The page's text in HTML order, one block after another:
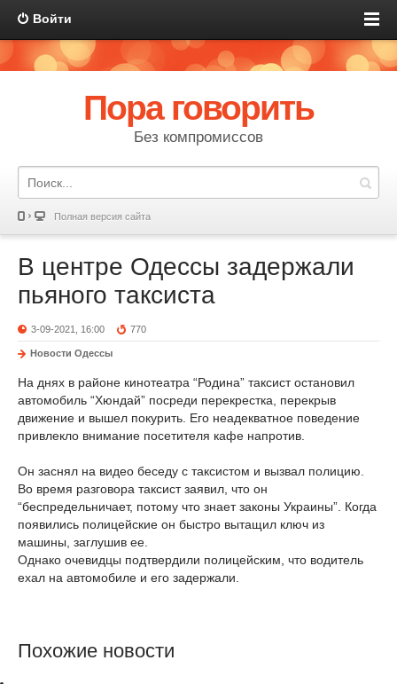
Войти
Пора говорить
Без компромиссов
Полная версия сайта
В центре Одессы задержали
пьяного таксиста
3-09-2021, 16:00 770
Новости Одессы
На днях в районе кинотеатра “Родина” таксист остановил
автомобиль “Хюндай” посреди перекрестка, перекрыв
движение и вышел покурить. Его неадекватное поведение
привлекло внимание посетителя кафе напротив.
Он заснял на видео беседу с таксистом и вызвал полицию.
Во время разговора таксист заявил, что он
“беспредельничает, потому что знает законы Украины”. Когда
появились полицейские он быстро вытащил ключ из
машины, заглушив ее.
Однако очевидцы подтвердили полицейским, что водитель
ехал на автомобиле и его задержали.
Похожие новости